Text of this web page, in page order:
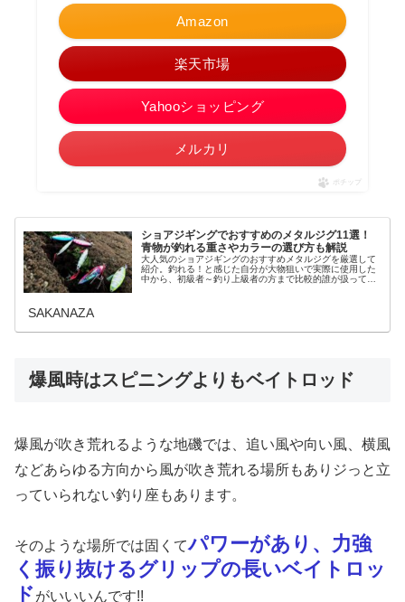
Amazon
楽天市場
Yahooショッピング
メルカリ
ポチップ
ショアジギングでおすすめのメタルジグ11選！
青物が釣れる重さやカラーの選び方も解説
大人気のショアジギングのおすすめメタルジグを厳選して
紹介。釣れる！と感じた自分が大物狙いで実際に使用した
中から、初級者～釣り上級者の方まで比較的誰が扱っても
SAKANAZA
爆風時はスピニングよりもベイトロッド
爆風が吹き荒れるような地磯では、追い風や向い風、横風
などあらゆる方向から風が吹き荒れる場所もありジっと立
っていられない釣り座もあります。
そのような場所では固くてパワーがあり、力強
く振り抜けるグリップの長いベイトロッ
ドがいいいんです!!